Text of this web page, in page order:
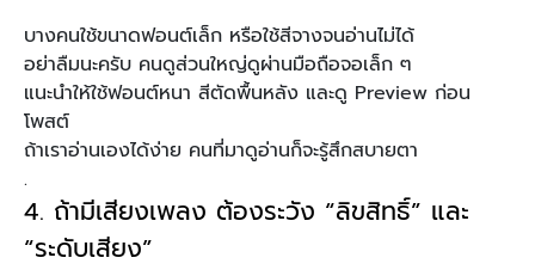
บางคนใช้ขนาดฟอนต์เล็ก หรือใช้สีจางจนอ่านไม่ได้
อย่าลืมนะครับ คนดูส่วนใหญ่ดูผ่านมือถือจอเล็ก ๆ
แนะนำให้ใช้ฟอนต์หนา สีตัดพื้นหลัง และดู Preview ก่อน
โพสต์
ถ้าเราอ่านเองได้ง่าย คนที่มาดูอ่านก็จะรู้สึกสบายตา
.
4. ถ้ามีเสียงเพลง ต้องระวัง “ลิขสิทธิ์” และ
“ระดับเสียง”